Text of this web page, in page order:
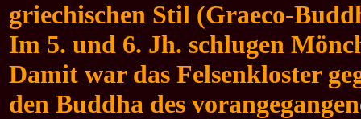
griechischen Stil (Graeco-
Im 5. und 6. Jh. schlugen
Damit war das Felsenkloster
den Buddha des